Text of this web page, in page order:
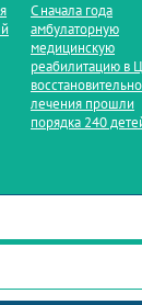
С начала года
амбулаторную
медицинскую
реабилитацию в
лечения прошли
порядка 240